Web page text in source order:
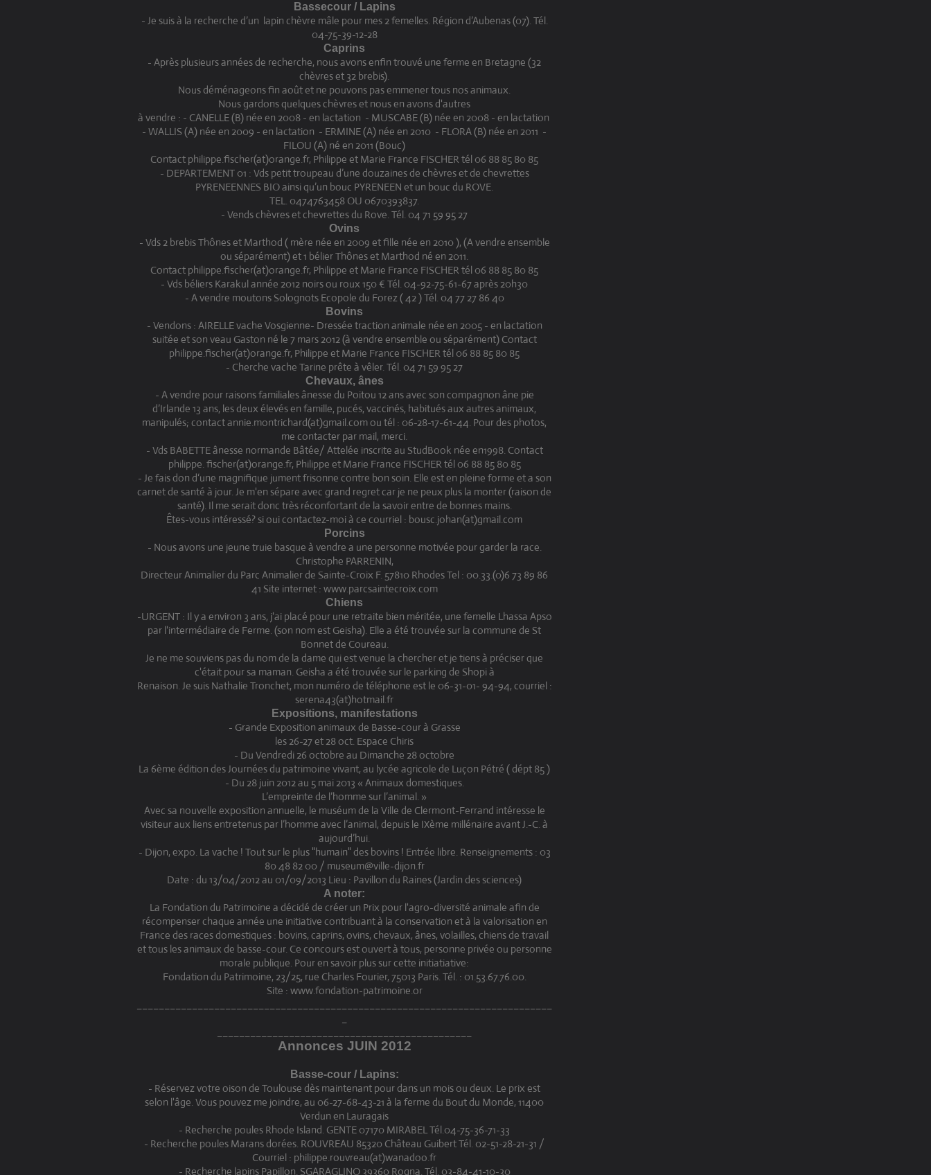
Bassecour / Lapins
- Je suis à la recherche d’un lapin chèvre mâle pour mes 2 femelles. Région d’Aubenas (07). Tél.
04-75-39-12-28
Caprins
- Après plusieurs années de recherche, nous avons enfin trouvé une ferme en Bretagne (32
chèvres et 32 brebis).
Nous déménageons fin août et ne pouvons pas emmener tous nos animaux.
Nous gardons quelques chèvres et nous en avons d'autres
à vendre : - CANELLE (B) née en 2008 - en lactation - MUSCABE (B) née en 2008 - en lactation
- WALLIS (A) née en 2009 - en lactation - ERMINE (A) née en 2010 - FLORA (B) née en 2011 -
FILOU (A) né en 2011 (Bouc)
Contact philippe.fischer(at)orange.fr, Philippe et Marie France FISCHER tél 06 88 85 80 85
- DEPARTEMENT 01 : Vds petit troupeau d’une douzaines de chèvres et de chevrettes
PYRENEENNES BIO ainsi qu’un bouc PYRENEEN et un bouc du ROVE.
TEL. 0474763458 OU 0670393837.
- Vends chèvres et chevrettes du Rove. Tél. 04 71 59 95 27
Ovins
- Vds 2 brebis Thônes et Marthod ( mère née en 2009 et fille née en 2010 ), (A vendre ensemble
ou séparément) et 1 bélier Thônes et Marthod né en 2011.
Contact philippe.fischer(at)orange.fr, Philippe et Marie France FISCHER tél 06 88 85 80 85
- Vds béliers Karakul année 2012 noirs ou roux 150 € Tél. 04-92-75-61-67 après 20h30
- A vendre moutons Solognots Ecopole du Forez ( 42 ) Tél. 04 77 27 86 40
Bovins
- Vendons : AIRELLE vache Vosgienne- Dressée traction animale née en 2005 - en lactation
suitée et son veau Gaston né le 7 mars 2012 (à vendre ensemble ou séparément) Contact
philippe.fischer(at)orange.fr, Philippe et Marie France FISCHER tél 06 88 85 80 85
- Cherche vache Tarine prête à vêler. Tél. 04 71 59 95 27
Chevaux, ânes
- A vendre pour raisons familiales ânesse du Poitou 12 ans avec son compagnon âne pie
d’Irlande 13 ans, les deux élevés en famille, pucés, vaccinés, habitués aux autres animaux,
manipulés; contact annie.montrichard(at)gmail.com ou tél : 06-28-17-61-44. Pour des photos,
me contacter par mail, merci.
- Vds BABETTE ânesse normande Bâtée/ Attelée inscrite au StudBook née en1998. Contact
philippe. fischer(at)orange.fr, Philippe et Marie France FISCHER tél 06 88 85 80 85
- Je fais don d‘une magnifique jument frisonne contre bon soin. Elle est en pleine forme et a son
carnet de santé à jour. Je m'en sépare avec grand regret car je ne peux plus la monter (raison de
santé). Il me serait donc très réconfortant de la savoir entre de bonnes mains.
Êtes-vous intéressé? si oui contactez-moi à ce courriel : bousc.johan(at)gmail.com
Porcins
- Nous avons une jeune truie basque à vendre a une personne motivée pour garder la race.
Christophe PARRENIN,
Directeur Animalier du Parc Animalier de Sainte-Croix F. 57810 Rhodes Tel : 00.33.(0)6 73 89 86
41 Site internet : www.parcsaintecroix.com
Chiens
-URGENT : Il y a environ 3 ans, j'ai placé pour une retraite bien méritée, une femelle Lhassa Apso
par l'intermédiaire de Ferme. (son nom est Geisha). Elle a été trouvée sur la commune de St
Bonnet de Coureau.
Je ne me souviens pas du nom de la dame qui est venue la chercher et je tiens à préciser que
c'était pour sa maman. Geisha a été trouvée sur le parking de Shopi à
Renaison. Je suis Nathalie Tronchet, mon numéro de téléphone est le 06-31-01- 94-94, courriel :
serena43(at)hotmail.fr
Expositions, manifestations
- Grande Exposition animaux de Basse-cour à Grasse
les 26-27 et 28 oct. Espace Chiris
- Du Vendredi 26 octobre au Dimanche 28 octobre
La 6ème édition des Journées du patrimoine vivant, au lycée agricole de Luçon Pétré ( dépt 85 )
- Du 28 juin 2012 au 5 mai 2013 « Animaux domestiques.
L’empreinte de l’homme sur l’animal. »
Avec sa nouvelle exposition annuelle, le muséum de la Ville de Clermont-Ferrand intéresse le
visiteur aux liens entretenus par l’homme avec l’animal, depuis le IXème millénaire avant J.-C. à
aujourd’hui.
- Dijon, expo. La vache ! Tout sur le plus "humain" des bovins ! Entrée libre. Renseignements : 03
80 48 82 00 / museum@ville-dijon.fr
Date : du 13/04/2012 au 01/09/2013 Lieu : Pavillon du Raines (Jardin des sciences)
A noter:
La Fondation du Patrimoine a décidé de créer un Prix pour l'agro-diversité animale afin de
récompenser chaque année une initiative contribuant à la conservation et à la valorisation en
France des races domestiques : bovins, caprins, ovins, chevaux, ânes, volailles, chiens de travail
et tous les animaux de basse-cour. Ce concours est ouvert à tous, personne privée ou personne
morale publique. Pour en savoir plus sur cette initiatiative:
Fondation du Patrimoine, 23/25, rue Charles Fourier, 75013 Paris. Tél. : 01.53.67.76.00.
Site : www.fondation-patrimoine.or
Annonces JUIN 2012
Basse-cour / Lapins:
- Réservez votre oison de Toulouse dès maintenant pour dans un mois ou deux. Le prix est
selon l'âge. Vous pouvez me joindre, au 06-27-68-43-21 à la ferme du Bout du Monde, 11400
Verdun en Lauragais
- Recherche poules Rhode Island. GENTE 07170 MIRABEL Tél.04-75-36-71-33
- Recherche poules Marans dorées. ROUVREAU 85320 Château Guibert Tél. 02-51-28-21-31 /
Courriel : philippe.rouvreau(at)wanadoo.fr
- Recherche lapins Papillon. SGARAGLINO 39360 Rogna. Tél. 03-84-41-10-30